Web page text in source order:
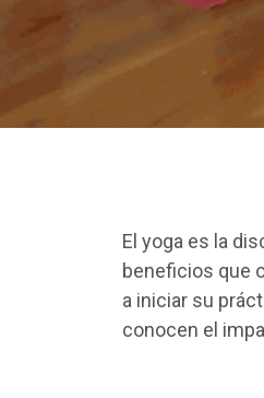
El yoga es la
beneficios que
a iniciar su
conocen el